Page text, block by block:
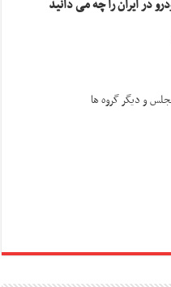
در ایران را چه می دانید
و دیگر گروه ها